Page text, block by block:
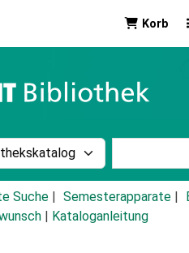
Korb
im Katalog nach:
Suche Semesterapparate
Kataloganleitung